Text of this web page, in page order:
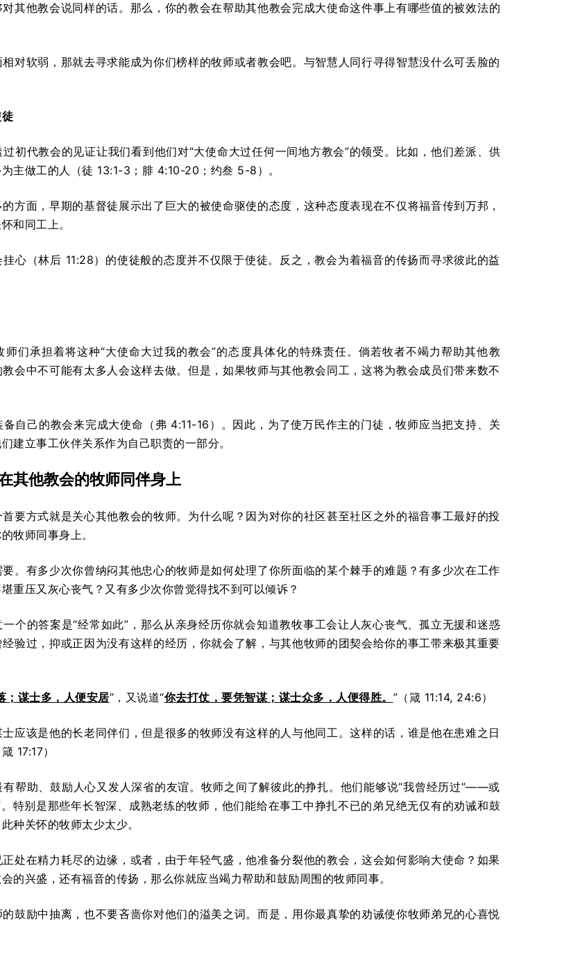
其他教会说同样的话。那么，你的教会在帮助其他教会完成大使命这件事上有哪些值的被效法的
对软弱，那就去寻求能成为你们榜样的牧师或者教会吧。与智慧人同行寻得智慧没什么可丢脸的
初代教会的见证让我们看到他们对“大使命大过任何一间地方教会”的领受。比如，他们差派、供
主做工的人（徒 13:1-3；腓 4:10-20；约叁 5-8）。
方面，早期的基督徒展示出了巨大的被使命驱使的态度，这种态度表现在不仅将福音传到万邦，
和同工上。
心（林后 11:28）的使徒般的态度并不仅限于使徒。反之，教会为着福音的传扬而寻求彼此的益
们承担着将这种“大使命大过我的教会”的态度具体化的特殊责任。倘若牧者不竭力帮助其他教
会中不可能有太多人会这样去做。但是，如果牧师与其他教会同工，这将为教会成员们带来数不
自己的教会来完成大使命（弗 4:11-16）。因此，为了使万民作主的门徒，牧师应当把支持、关
建立事工伙伴关系作为自己职责的一部分。
其他教会的牧师同伴身上
要方式就是关心其他教会的牧师。为什么呢？因为对你的社区甚至社区之外的福音事工最好的投
牧师同事身上。
。有多少次你曾纳闷其他忠心的牧师是如何处理了你所面临的某个棘手的难题？有多少次在工作
重压又灰心丧气？又有多少次你曾觉得找不到可以倾诉？
个的答案是“经常如此”，那么从亲身经历你就会知道教牧事工会让人灰心丧气、孤立无援和迷惑
验过，抑或正因为没有这样的经历，你就会了解，与其他牧师的团契会给你的事工带来极其重要
；谋士多，人便安居”，又说道“你去打仗，要凭智谋；谋士众多，人便得胜。 ”（箴 11:14, 24:6）
应该是他的长老同伴们，但是很多的牧师没有这样的人与他同工。这样的话，谁是他在患难之日
17:17）
帮助、鼓励人心又发人深省的友谊。牧师之间了解彼此的挣扎。他们能够说“我曾经历过”——或
特别是那些年长智深、成熟老练的牧师，他们能给在事工中挣扎不已的弟兄绝无仅有的劝诫和鼓
种关怀的牧师太少太少。
处在精力耗尽的边缘，或者，由于年轻气盛，他准备分裂他的教会，这会如何影响大使命？如果
的兴盛，还有福音的传扬，那么你就应当竭力帮助和鼓励周围的牧师同事。
鼓励中抽离，也不要吝啬你对他们的溢美之词。而是，用你最真挚的劝诫使你牧师弟兄的心喜悦